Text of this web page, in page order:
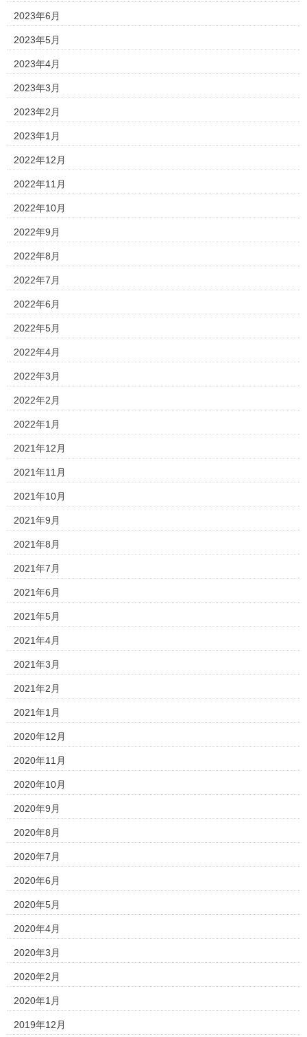
2023年6月
2023年5月
2023年4月
2023年3月
2023年2月
2023年1月
2022年12月
2022年11月
2022年10月
2022年9月
2022年8月
2022年7月
2022年6月
2022年5月
2022年4月
2022年3月
2022年2月
2022年1月
2021年12月
2021年11月
2021年10月
2021年9月
2021年8月
2021年7月
2021年6月
2021年5月
2021年4月
2021年3月
2021年2月
2021年1月
2020年12月
2020年11月
2020年10月
2020年9月
2020年8月
2020年7月
2020年6月
2020年5月
2020年4月
2020年3月
2020年2月
2020年1月
2019年12月